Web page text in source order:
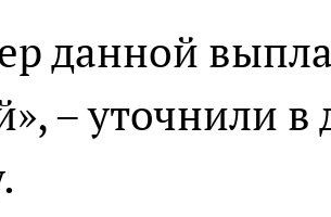
данной
– уточнили